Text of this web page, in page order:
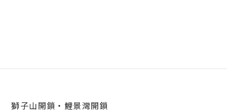
獅子山開鎖‧鯉景灣開鎖